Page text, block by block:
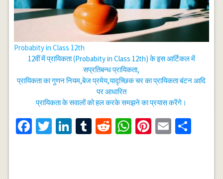
Probabity in Class 12th
12वीं में प्रायिकता (Probabity in Class 12th) के इस आर्टिकल में
सप्रतिबन्ध प्रायिकता,
प्रायिकता का गुणन नियम,बेज प्रमेय,यादृच्छिक चर का प्रायिकता बंटन आदि
पर आधारित
प्रायिकता के सवालों को हल करके समझने का प्रयास करेंगे।
Facebook
Twitter
LinkedIn
Tumblr
RedditWhatsApp
Pinterest
Email